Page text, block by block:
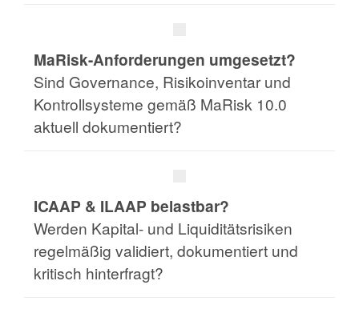
MaRisk-Anforderungen umgesetzt?
Sind Governance, Risikoinventar und
Kontrollsysteme gemäß MaRisk 10.0
aktuell dokumentiert?
ICAAP & ILAAP belastbar?
Werden Kapital- und Liquiditätsrisiken
regelmäßig validiert, dokumentiert und
kritisch hinterfragt?